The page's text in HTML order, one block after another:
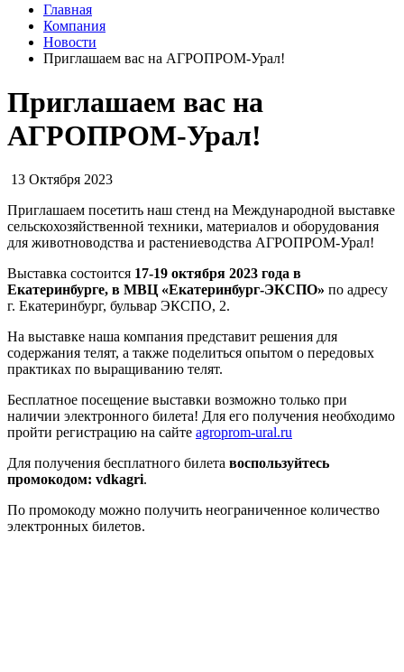
Главная
Компания
Новости
Приглашаем вас на АГРОПРОМ-Урал!
Приглашаем вас на
АГРОПРОМ-Урал!
13 Октября 2023
Приглашаем посетить наш стенд на Международной выставке
сельскохозяйственной техники, материалов и оборудования
для животноводства и растениеводства АГРОПРОМ-Урал!
Выставка состоится 17-19 октября 2023 года в
Екатеринбурге, в МВЦ «Екатеринбург-ЭКСПО» по адресу
г. Екатеринбург, бульвар ЭКСПО, 2.
На выставке наша компания представит решения для
содержания телят, а также поделиться опытом о передовых
практиках по выращиванию телят.
Бесплатное посещение выставки возможно только при
наличии электронного билета! Для его получения необходимо
пройти регистрацию на сайте agroprom-ural.ru
Для получения бесплатного билета воспользуйтесь
промокодом: vdkagri.
По промокоду можно получить неограниченное количество
электронных билетов.